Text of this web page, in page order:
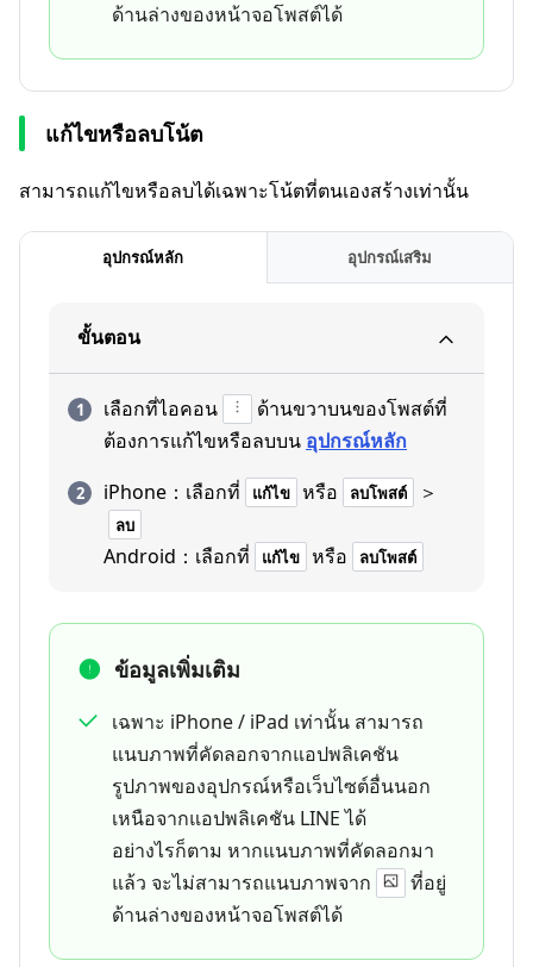
ด้านล่างของหน้าจอโพสต์ได้
แก้ไขหรือลบโน้ต
สามารถแก้ไขหรือลบได้เฉพาะโน้ตที่ตนเองสร้างเท่านั้น
อุปกรณ์หลัก อุปกรณ์เสริม
ขั้นตอน
เลือกที่ไอคอน
ด้านขวาบนของโพสต์ที่
ต้องการแก้ไขหรือลบบน อุปกรณ์หลัก
iPhone：เลือกที่
แก้ไข หรือ ลบโพสต์ ＞
ลบ
Android：เลือกที่ แก้ไข หรือ ลบโพสต์
ข้อมูลเพิ่มเติม
เฉพาะ iPhone / iPad เท่านั้น สามารถ
แนบภาพที่คัดลอกจากแอปพลิเคชัน
รูปภาพของอุปกรณ์หรือเว็บไซต์อื่นนอก
เหนือจากแอปพลิเคชัน LINE ได้
อย่างไรก็ตาม หากแนบภาพที่คัดลอกมา
แล้ว จะไม่สามารถแนบภาพจาก
ที่อยู่
ด้านล่างของหน้าจอโพสต์ได้